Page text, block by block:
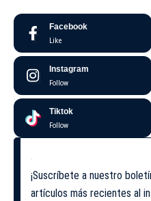
Facebook
Like
Instagram
Follow
Tiktok
Follow
¡Suscríbete a nuestro
artículos más recientes al